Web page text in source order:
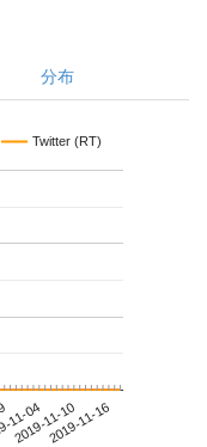
分布
Twitter (RT)
11-04
2019-11-102019-11-16